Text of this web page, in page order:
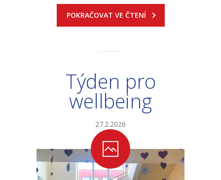
---- Posilovna
POKRAČOVAT VE ČTENÍ
Týden pro
wellbeing
27.2.2026